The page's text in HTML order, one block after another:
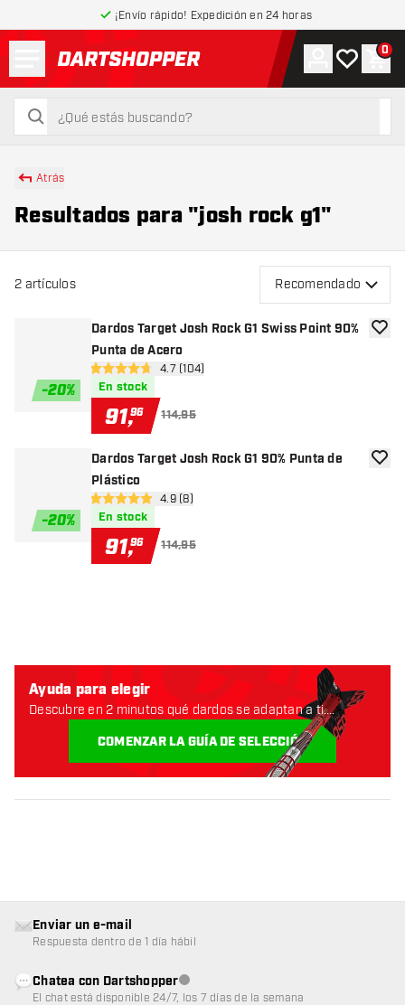
¡Envío rápido! Expedición en 24 horas
volver a la página de inicio
buscar
buscar
Cuenta
Mi lista de
0
Atrás
Resultados para "josh rock g1"
2 artículos Recomendado
-20%
Dardos Target Josh Rock G1 Swiss Point 90%
Punta de Acero
abrir panel de reseñas
4.7 estrellas de puntuación
4.7 (104)
En stock
91,96 114,95
-20%
Dardos Target Josh Rock G1 90% Punta de
Plástico
abrir panel de reseñas
4.9 estrellas de puntuación
4.9 (8)
En stock
91,96 114,95
Ayuda para elegir
Descubre en 2 minutos qué dardos se adaptan a ti.
COMENZAR LA GUÍA DE SELECCIÓN
Enviar un e-mail
Respuesta dentro de 1 día hábil
Chatea con DartshopperAtención al cliente no disponible
El chat está disponible 24/7, los 7 días de la semana